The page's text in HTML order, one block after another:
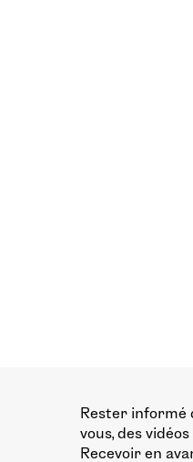
Rester informé
vous, des
Recevoir en